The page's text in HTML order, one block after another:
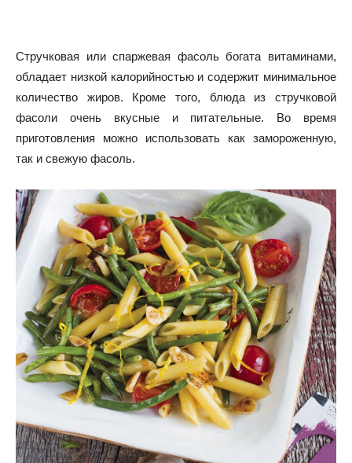
Стручковая или спаржевая фасоль богата витаминами,
обладает низкой калорийностью и содержит минимальное
количество жиров. Кроме того, блюда из стручковой
фасоли очень вкусные и питательные. Во время
приготовления можно использовать как замороженную,
так и свежую фасоль.